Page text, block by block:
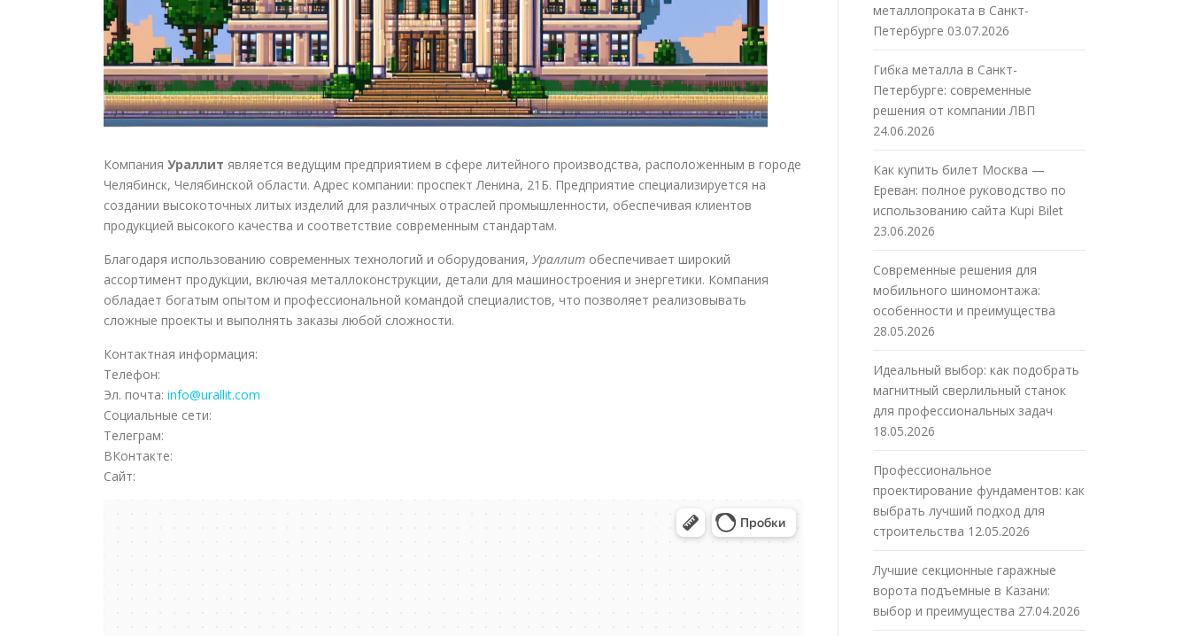
Компания Ураллит является ведущим предприятием в сфере литейного производства, расположенным в городе
Челябинск, Челябинской области. Адрес компании: проспект Ленина, 21Б. Предприятие специализируется на
создании высокоточных литых изделий для различных отраслей промышленности, обеспечивая клиентов
продукцией высокого качества и соответствие современным стандартам.
Благодаря использованию современных технологий и оборудования, Ураллит обеспечивает широкий
ассортимент продукции, включая металлоконструкции, детали для машиностроения и энергетики. Компания
обладает богатым опытом и профессиональной командой специалистов, что позволяет реализовывать
сложные проекты и выполнять заказы любой сложности.
Контактная информация:
Телефон:
Эл. почта: info@urallit.com
Социальные сети:
Телеграм:
ВКонтакте:
Сайт:
металлопроката в Санкт-
Петербурге 03.07.2026
Гибка металла в Санкт-
Петербурге: современные
решения от компании ЛВП
24.06.2026
Как купить билет Москва —
Ереван: полное руководство по
использованию сайта Kupi Bilet
23.06.2026
Современные решения для
мобильного шиномонтажа:
особенности и преимущества
28.05.2026
Идеальный выбор: как подобрать
магнитный сверлильный станок
для профессиональных задач
18.05.2026
Профессиональное
проектирование фундаментов: как
выбрать лучший подход для
строительства 12.05.2026
Лучшие секционные гаражные
ворота подъемные в Казани:
выбор и преимущества 27.04.2026